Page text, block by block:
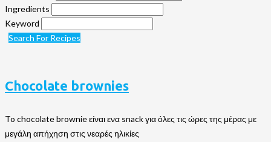
Ingredients
Keyword
Search For Recipes
Chocolate brownies
To chocolate brownie είναι ενα snack για όλες τις ώρες της μέρας με
μεγάλη απήχηση στις νεαρές ηλικίες